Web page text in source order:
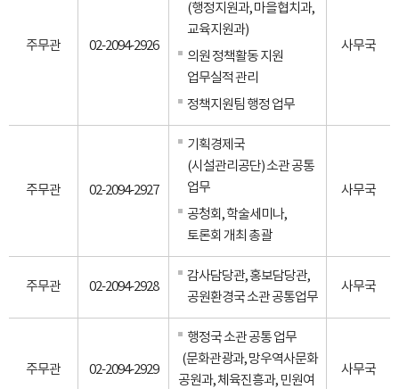
주무관 02-2094-2926
(행정지원과, 마을협치과,
교육지원과)
의원 정책활동 지원
업무실적 관리
정책지원팀 행정 업무
사무국
주무관 02-2094-2927
기획경제국
(시설관리공단) 소관 공통
업무
공청회, 학술세미나,
토론회 개최 총괄
사무국
주무관 02-2094-2928
감사담당관, 홍보담당관,
공원환경국 소관 공통업무
사무국
주무관 02-2094-2929
행정국 소관 공통 업무
(문화관광과, 망우역사문화
공원과, 체육진흥과, 민원여
사무국